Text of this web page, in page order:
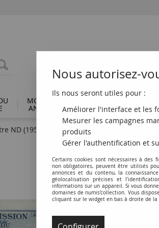
MONNAIES
ANTIQUES FRANÇAISES DU
ND (1954) - émission pour le Vietnam - SUP
Billet
M.27
Réf. :
Nous autorisez-
Ils nous seront utiles pour :
Améliorer l'interface et les
Mesurer les campagnes
produits
Gérer l'authentification et
Certains cookies sont nécessaires à des
non obligatoires, peuvent être utilisés
annonces et du contenu, la
géolocalisation précises et
informations sur un appareil. Si vous
domaines de numis'collection. Vous
cliquant sur le widget en bas à droite de